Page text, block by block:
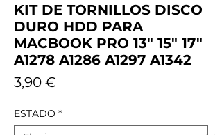
KIT DE TORNILLOS DISCO
DURO HDD PARA
MACBOOK PRO 13" 15" 17"
A1278 A1286 A1297 A1342
3,90 €
ESTADO *